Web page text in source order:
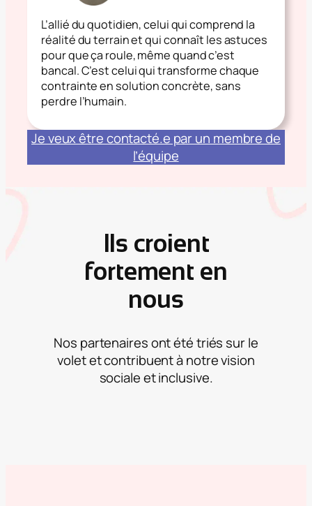
L’allié du quotidien, celui qui comprend la
réalité du terrain et qui connaît les astuces
pour que ça roule, même quand c’est
bancal. C’est celui qui transforme chaque
contrainte en solution concrète, sans
perdre l’humain.
Je veux être contacté.e par un membre de
l’équipe
Ils croient
fortement en
nous
Nos partenaires ont été triés sur le
volet et contribuent à notre vision
sociale et inclusive.